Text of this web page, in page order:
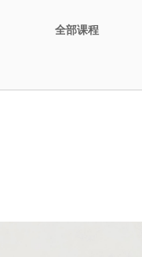
全部课程